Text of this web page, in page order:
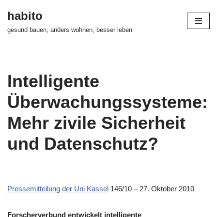
habito
gesund bauen, anders wohnen, besser leben
Intelligente
Überwachungssysteme:
Mehr zivile Sicherheit
und Datenschutz?
Pressemitteilung der Uni Kassel 146/10 – 27. Oktober 2010
Forscherverbund entwickelt intelligente